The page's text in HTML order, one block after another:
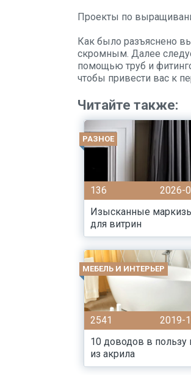
Проекты по
Как было разъяснено
скромным. Далее
помощью труб и
чтобы привести вас к
Читайте также:
РАЗНОЕ
136
2026-
Изысканные
для витрин
МЕБЕЛЬ И ИНТЕРЬЕР
2541
2019-
10 доводов в пользу
из акрила